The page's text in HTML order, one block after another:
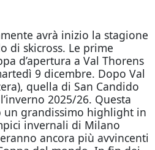
avrà inizio la stagione
di skicross. Le prime
d’apertura a Val Thorens
9 dicembre. Dopo Val
quella di San Candido
2025/26. Questa
un grandissimo highlight in
invernali di Milano
ancora più avvincenti